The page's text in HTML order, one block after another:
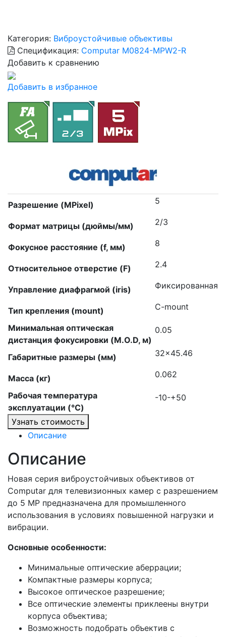
Категория: Виброустойчивые объективы
Спецификация: Computar M0824-MPW2-R
Добавить к сравнению
Добавить в избранное
Разрешение (MPixel) 5
Формат матрицы (дюймы/мм) 2/3
Фокусное расстояние (f, мм) 8
Относительное отверстие (F) 2.4
Управление диафрагмой (iris) Фиксированная
Тип крепления (mount) C-mount
Минимальная оптическая
дистанция фокусировки (M.O.D, м)
0.05
Габаритные размеры (мм) 32×45.46
Масса (кг) 0.062
Рабочая температура
эксплуатации (°C)
-10-+50
Узнать стоимость
Описание
Описание
Новая серия виброустойчивых объективов от
Computar для телевизионных камер с разрешением
до 5 MP предназначена для промышленного
использования в условиях повышенной нагрузки и
вибрации.
Основные особенности:
Минимальные оптические аберрации;
Компактные размеры корпуса;
Высокое оптическое разрешение;
Все оптические элементы приклеены внутри
корпуса объектива;
Возможность подобрать объектив с